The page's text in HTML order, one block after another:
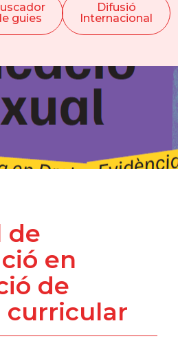
guies
Difusió
Internacional
de
en
de
curricular